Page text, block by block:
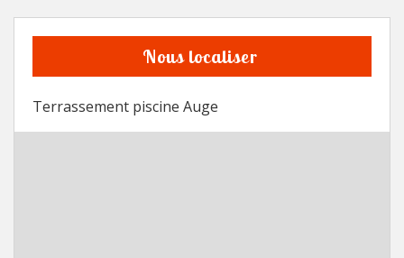
Nous localiser
Terrassement piscine Auge